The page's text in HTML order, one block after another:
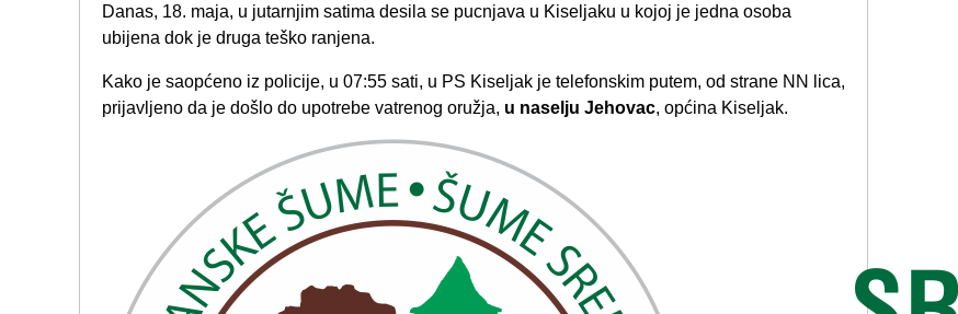
Danas, 18. maja, u jutarnjim satima desila se pucnjava u Kiseljaku u kojoj je jedna osoba
ubijena dok je druga teško ranjena.
Kako je saopćeno iz policije, u 07:55 sati, u PS Kiseljak je telefonskim putem, od strane NN lica,
prijavljeno da je došlo do upotrebe vatrenog oružja, u naselju Jehovac, općina Kiseljak.